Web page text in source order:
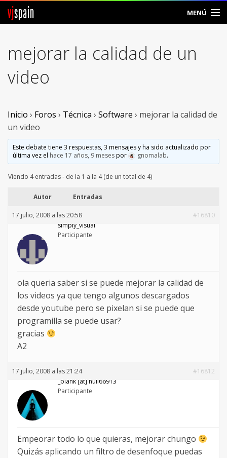
vjspain MENÚ
Foros
Noticias
Vjspain
Ayuda
Contacto
Entrar
mejorar la calidad de un
video
Inicio › Foros › Técnica › Software › mejorar la calidad de
un video
Este debate tiene 3 respuestas, 3 mensajes y ha sido actualizado por
última vez el hace 17 años, 9 mesespor gnomalab.
Viendo 4 entradas - de la 1 a la 4 (de un total de 4)
Autor Entradas
17 julio, 2008 a las 20:58
#16810
simply_visual
Participante
ola queria saber si se puede mejorar la calidad de
los videos ya que tengo algunos descargados
desde youtube pero se pixelan si se puede que
programilla se puede usar?
gracias
A2
17 julio, 2008 a las 21:24
#16812
_blank [at] null66913
Participante
Empeorar todo lo que quieras, mejorar chungo
Quizás aplicando un filtro de desenfoque puedas